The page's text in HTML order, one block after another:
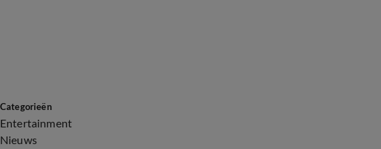
Categorieën
Entertainment
Nieuws